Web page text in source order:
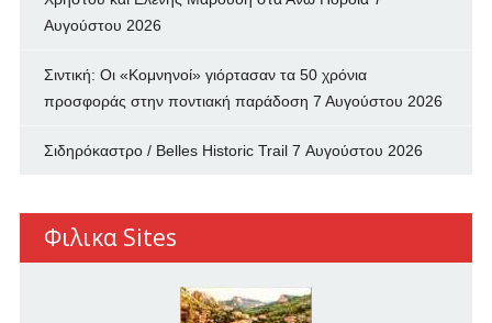
Αυγούστου 2026
Σιντική: Οι «Κομνηνοί» γιόρτασαν τα 50 χρόνια
προσφοράς στην ποντιακή παράδοση 7 Αυγούστου 2026
Σιδηρόκαστρο / Belles Historic Trail 7 Αυγούστου 2026
Φιλικα Sites